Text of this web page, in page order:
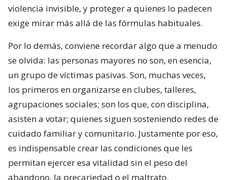
violencia invisible, y proteger a quienes lo padecen
exige mirar más allá de las fórmulas habituales.
Por lo demás, conviene recordar algo que a menudo
se olvida: las personas mayores no son, en esencia,
un grupo de víctimas pasivas. Son, muchas veces,
los primeros en organizarse en clubes, talleres,
agrupaciones sociales; son los que, con disciplina,
asisten a votar; quienes siguen sosteniendo redes de
cuidado familiar y comunitario. Justamente por eso,
es indispensable crear las condiciones que les
permitan ejercer esa vitalidad sin el peso del
abandono, la precariedad o el maltrato.